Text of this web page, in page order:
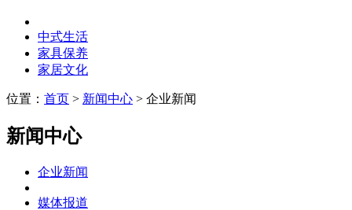
中式生活
家具保养
家居文化
位置： 首页 > 新闻中心 > 企业新闻
新闻中心
企业新闻
媒体报道